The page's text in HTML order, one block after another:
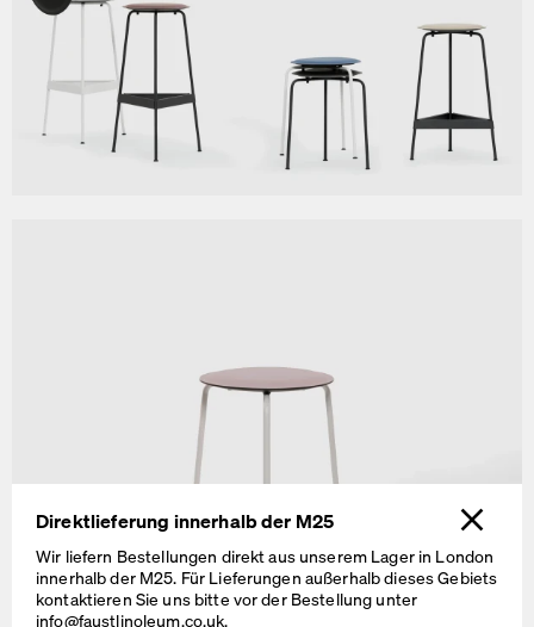
RAVIOLI Hocker H 46 cm
Direktlieferung innerhalb der M25
Wir liefern Bestellungen direkt aus unserem Lager in London
innerhalb der M25. Für Lieferungen außerhalb dieses Gebiets
kontaktieren Sie uns bitte vor der Bestellung unter
info@faustlinoleum.co.uk